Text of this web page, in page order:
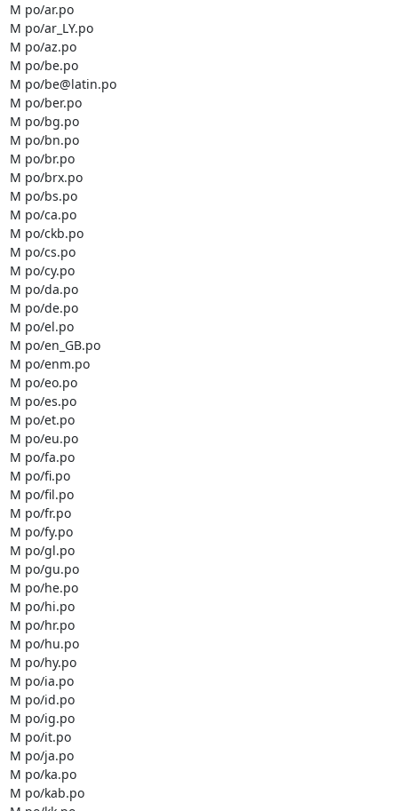
M po/ar.po
M po/ar_LY.po
M po/az.po
M po/be.po
M po/be@latin.po
M po/ber.po
M po/bg.po
M po/bn.po
M po/br.po
M po/brx.po
M po/bs.po
M po/ca.po
M po/ckb.po
M po/cs.po
M po/cy.po
M po/da.po
M po/de.po
M po/el.po
M po/en_GB.po
M po/enm.po
M po/eo.po
M po/es.po
M po/et.po
M po/eu.po
M po/fa.po
M po/fi.po
M po/fil.po
M po/fr.po
M po/fy.po
M po/gl.po
M po/gu.po
M po/he.po
M po/hi.po
M po/hr.po
M po/hu.po
M po/hy.po
M po/ia.po
M po/id.po
M po/ig.po
M po/it.po
M po/ja.po
M po/ka.po
M po/kab.po